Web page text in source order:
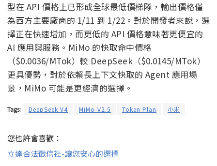
型在 API 價格上已形成全球最低價梯隊，輸出價格僅
為西方主要廠商的 1/11 到 1/22。對於開發者來說，選
擇正在快速增加，而更低的 API 價格意味著更便宜的
AI 應用與服務。MiMo 的快取命中價格
（$0.0036/MTok）較 DeepSeek（$0.0145/MTok）
更具優勢，對於依賴長上下文快取的 Agent 應用場
景，MiMo 可能是更經濟的選擇。
Tags: DeepSeek V4 MiMo-V2.5 Token Plan 小米
您也許會喜歡：
立達合法徵信社-讓您安心的選擇